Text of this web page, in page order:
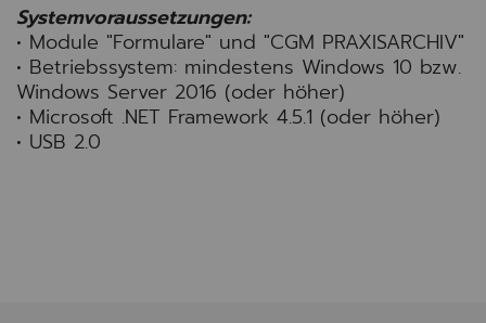
Systemvoraussetzungen:
• Module "Formulare" und "CGM PRAXISARCHIV"
• Betriebssystem: mindestens Windows 10 bzw.
Windows Server 2016 (oder höher)
• Microsoft .NET Framework 4.5.1 (oder höher)
• USB 2.0